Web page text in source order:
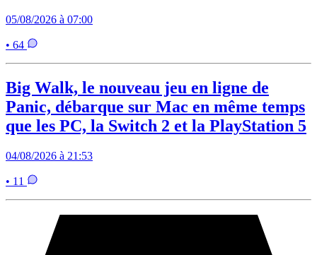
05/08/2026 à 07:00
• 64
Big Walk, le nouveau jeu en ligne de
Panic, débarque sur Mac en même temps
que les PC, la Switch 2 et la PlayStation 5
04/08/2026 à 21:53
• 11